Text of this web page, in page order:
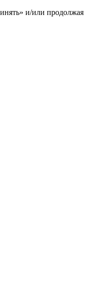
и/или продолжая